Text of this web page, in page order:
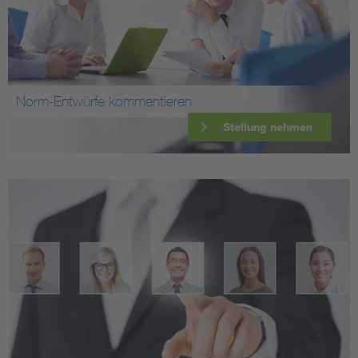
Norm-Entwürfe kommentieren
Stellung nehmen